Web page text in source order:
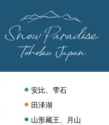
安比、雫石
田泽湖
山形藏王、月山